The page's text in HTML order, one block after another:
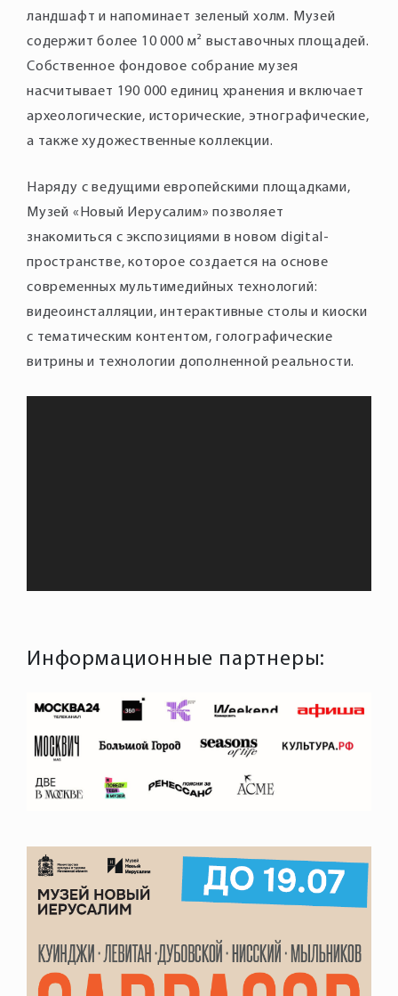
ландшафт и напоминает зеленый холм. Музей
содержит более 10 000 м² выставочных площадей.
Собственное фондовое собрание музея
насчитывает 190 000 единиц хранения и включает
археологические, исторические, этнографические,
Наряду с ведущими европейскими площадками,
Музей «Новый Иерусалим» позволяет
знакомиться с экспозициями в новом digital-
пространстве, которое создается на основе
современных мультимедийных технологий:
видеоинсталляции, интерактивные столы и киоски
с тематическим контентом, голографические
витрины и технологии дополненной реальности.
Информационные партнеры: